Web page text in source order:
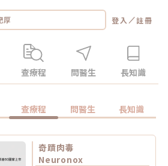
登入 ／註冊
查療程 問醫生 長知識
查療程 問醫生 長知識
奇蹟肉毒
Neuronox